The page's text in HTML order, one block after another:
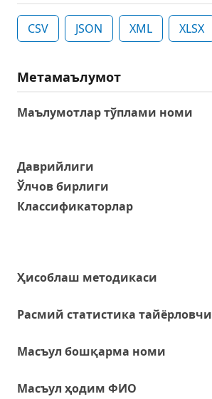
CSV JSON XML XLSX
Метамаълумот
Маълумотлар тўплами номи
Даврийлиги
Ўлчов бирлиги
Классификаторлар
Ҳисоблаш методикаси
Расмий статистика тайёрловчи
Масъул бошқарма номи
Масъул ҳодим ФИО